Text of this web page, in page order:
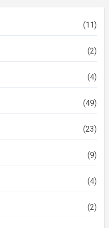
(11)
(2)
(4)
(49)
(23)
(9)
(4)
(2)